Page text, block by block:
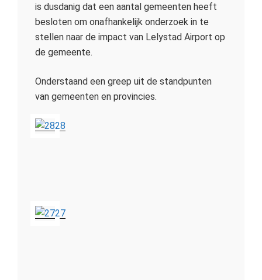
is dusdanig dat een aantal gemeenten heeft
besloten om onafhankelijk onderzoek in te
stellen naar de impact van Lelystad Airport op
de gemeente.
Onderstaand een greep uit de standpunten
van gemeenten en provincies.
28
27